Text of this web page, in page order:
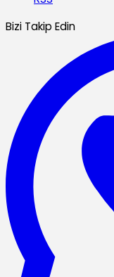
Bizi Takip Edin